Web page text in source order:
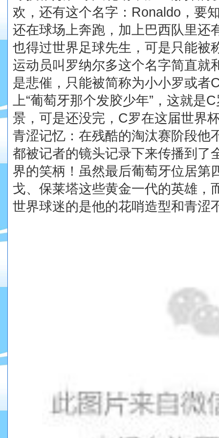
欢，还有这个名字： Ronaldo ，要
还在球场上奔跑，加上巴西队里还
也得过世界足球先生，可是只能被
运动员叫罗纳尔多这个名字简直就
是悲催，只能被简称为小小罗或者
上“葡萄牙那个发胶少年” ，这就是C
景，可是还没完， C罗在这届世界
青涩记忆：在残酷的淘汰赛阶段他
都被记者的镜头记录下来传播到了
界的笑柄！虽然最后葡萄牙位居第
戈、保莱塔这些黄金一代的英雄，
世界球迷的是他的花哨造型和青涩